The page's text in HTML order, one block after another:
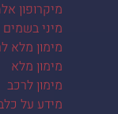
מיקרופון
מיני בשמים
מימון מלא
מימון מלא
מימון לרכב
מידע על